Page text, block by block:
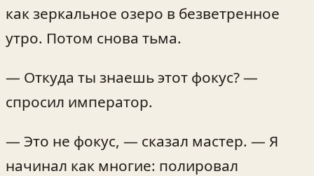
как зеркальное озеро в безветренное
утро. Потом снова тьма.
— Откуда ты знаешь этот фокус? —
спросил император.
— Это не фокус, — сказал мастер. — Я
начинал как многие: полировал